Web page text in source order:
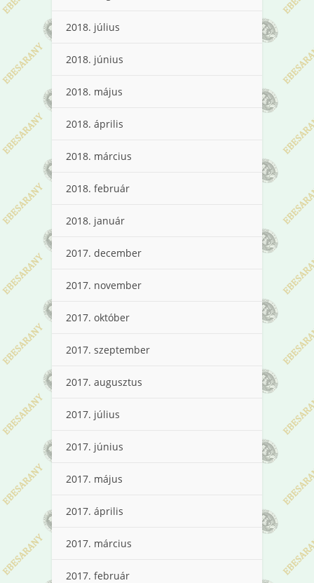
2018. július
2018. június
2018. május
2018. április
2018. március
2018. február
2018. január
2017. december
2017. november
2017. október
2017. szeptember
2017. augusztus
2017. július
2017. június
2017. május
2017. április
2017. március
2017. február